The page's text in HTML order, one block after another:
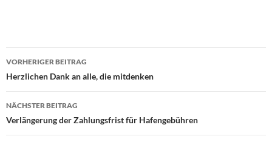
Beitragsnavigation
VORHERIGER BEITRAG
Herzlichen Dank an alle, die mitdenken
NÄCHSTER BEITRAG
Verlängerung der Zahlungsfrist für Hafengebühren